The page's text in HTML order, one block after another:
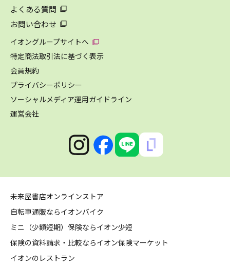
よくある質問
お問い合わせ
イオングループサイトへ
特定商法取引法に基づく表示
会員規約
プライバシーポリシー
ソーシャルメディア運用ガイドライン
運営会社
未来屋書店オンラインストア
自転車通販ならイオンバイク
ミニ（少額短期）保険ならイオン少短
保険の資料請求・比較ならイオン保険マーケット
イオンのレストラン